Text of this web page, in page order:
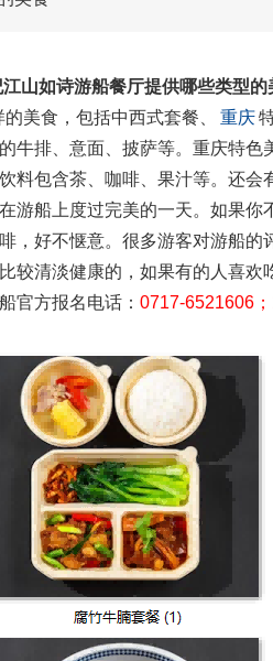
山如诗游船餐厅提供哪些类型的
美食，包括中西式套餐、 重庆
牛排、意面、披萨等。重庆特
料包含茶、咖啡、果汁等。还会
游船上度过完美的一天。如果你
，好不惬意。很多游客对游船
较清淡健康的，如果有的人喜
官方报名电话： 0717-6521606